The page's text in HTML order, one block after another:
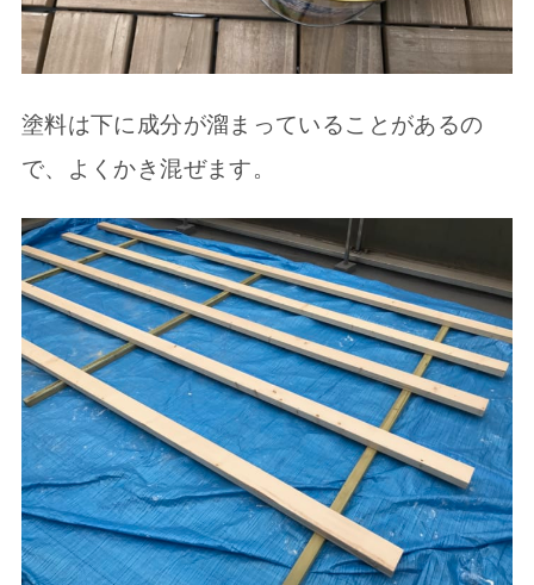
塗料は下に成分が溜まっていることがあるの
で、よくかき混ぜます。